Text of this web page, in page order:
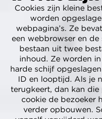
Cookies zijn kleine
worden
webpagina’s. Ze
een webbrowser en de
bestaan uit twee
inhoud. Ze worden
harde schijf
ID en looptijd. Als je
terugkeert, dan kan
cookie de bezoeker
verder opbouwen.